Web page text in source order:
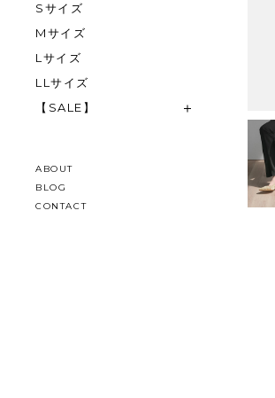
Sサイズ
Mサイズ
Lサイズ
LLサイズ
【SALE】
ABOUT
BLOG
CONTACT